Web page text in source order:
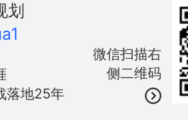
微信扫描右
侧二维码
划
落地25年